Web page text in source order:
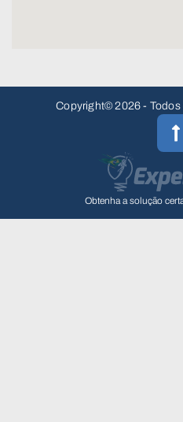
Copyright© 2026 -
Obtenha a solução